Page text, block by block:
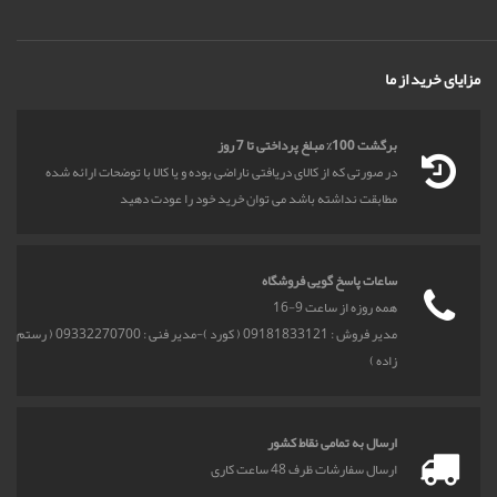
مزایای خرید از ما
برگشت 100% مبلغ پرداختی تا 7 روز
در صورتی که از کالای دریافتی ناراضی بوده و یا کالا با توضحات ارائه شده
مطابقت نداشته باشد می توان خرید خود را عودت دهید
ساعات پاسخ گویی فروشگاه
همه روزه از ساعت 9-16
مدیر فروش : 09181833121 ( کورد )-مدیر فنی : 09332270700 ( رستم
زاده )
ارسال به تمامی نقاط کشور
ارسال سفارشات ظرف 48 ساعت کاری